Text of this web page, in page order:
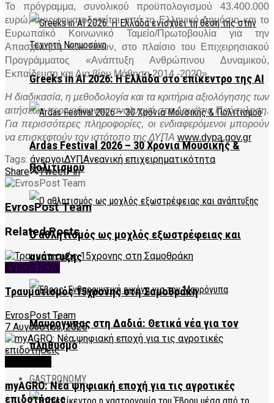
Greeks in AI 2026: Η Ελλάδα στο επίκεντρο της AI
Ardas Festival 2026 – 30 Χρόνια Μουσικής &
Πολιτισμού
Ο αθλητισμός ως μοχλός εξωστρέφειας και
ανάπτυξης
Μαυρόγυπας στη Δαδιά: Θετικά νέα για τον
πληθυσμό
GASTRONOMY
Το πρόγραμμα, συνολικού προϋπολογισμού 43.400.000
ευρώ,συγχρηματοδοτείται από το Ελληνικό Δημόσιο και το
Ευρωπαϊκό Κοινωνικό Ταμείο/Πρωτοβουλία για την
Απασχόληση των Νέων, στο πλαίσιο του Επιχειρησιακού
Προγράμματος «Ανάπτυξη Ανθρώπινου Δυναμικού,
Εκπαίδευση και Δια βίου Μάθηση 2014 -2020».
Η διαδικασία, η μεθοδολογία και τα κριτήρια αξιολόγησης των
αιτήσεων περιγράφονται αναλυτικά στη Δημόσια Πρόσκληση.
Για περισσότερες πληροφορίες, οι ενδιαφερόμενοι μπορούν
να επισκεφτούν τον ιστότοπο της ΔΥΠΑ www.dypa.gov.gr
Tags: άνεργοιΔΥΠΑνεανική επιχειρηματικότητα
Share
TweetPin
EvrosPost Team
RelatedPosts
EVROS NOW
Τραυματισμός 15χρονης στη Σαμοθράκη
EvrosPost Team
7 Αυγούστου, 2026
myAGRO: Νέα ψηφιακή εποχή για τις αγροτικές
επιδοτήσεις